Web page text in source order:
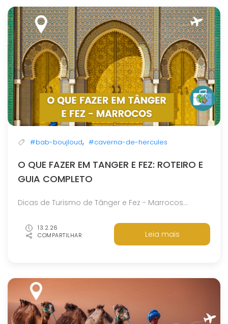
#bab-boujloud, #caverna-de-hercules
O QUE FAZER EM TANGER E FEZ: ROTEIRO E
GUIA COMPLETO
Dicas de Turismo de Tânger e Fez - Marrocos...
Leia mais
13.2.26
COMPARTILHAR